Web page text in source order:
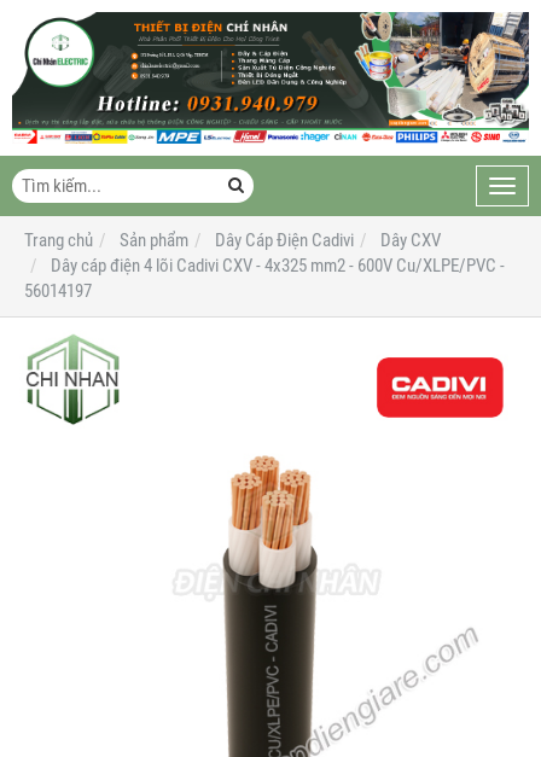
Trang chủ
Sản phẩm Dây Cáp Điện Cadivi
Dây CXV
Dây cáp điện 4 lõi Cadivi CXV - 4x325 mm2 - 600V Cu/XLPE/PVC -
56014197